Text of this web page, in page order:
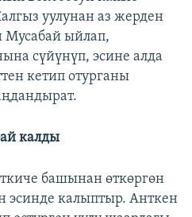
уулунан аз жерден
Мусабай ыйлап,
сүйүнүп, эсине алда
кетип отурганы
калды
башынан өткөргөн
эсинде калыптыр. Анткен